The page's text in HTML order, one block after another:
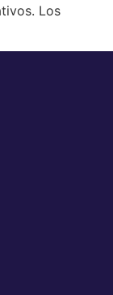
Los